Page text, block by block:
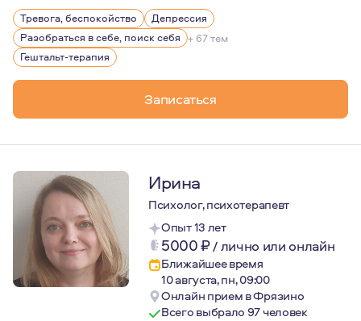
Мне 46. В прошлом я адвокат, предприниматель и
В моем личном опыте — двадцать лет брака, трое
Тревога, беспокойство
Депрессия
Разобраться в себе, поиск себя + 67 тем
Гештальт-терапия
Записаться
Ирина
Психолог, психотерапевт
Опыт 13 лет
5000₽/лично или онлайн
Ближайшее время
10 августа, пн, 09:00
Онлайн прием в Фрязино
Всего выбрало 97 человек